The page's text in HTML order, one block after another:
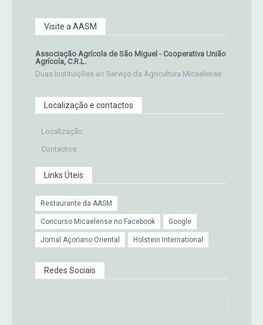
Visite a AASM
Associação Agrícola de São Miguel - Cooperativa União
Agrícola, C.R.L.
Duas Instituições ao Serviço da Agricultura Micaelense
Localização e contactos
Localização
Contactos
Links Úteis
Restaurante da AASM
Concurso Micaelense no Facebook Google
Jornal Açoriano Oriental Holstein International
Redes Sociais